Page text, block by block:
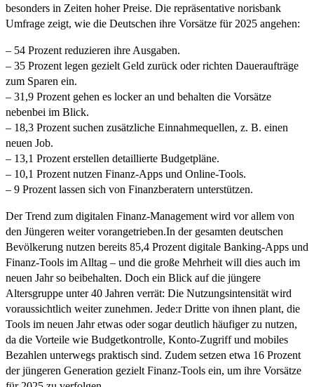
besonders in Zeiten hoher Preise. Die repräsentative norisbank
Umfrage zeigt, wie die Deutschen ihre Vorsätze für 2025 angehen:
– 54 Prozent reduzieren ihre Ausgaben.
– 35 Prozent legen gezielt Geld zurück oder richten Daueraufträge
zum Sparen ein.
– 31,9 Prozent gehen es locker an und behalten die Vorsätze
nebenbei im Blick.
– 18,3 Prozent suchen zusätzliche Einnahmequellen, z. B. einen
neuen Job.
– 13,1 Prozent erstellen detaillierte Budgetpläne.
– 10,1 Prozent nutzen Finanz-Apps und Online-Tools.
– 9 Prozent lassen sich von Finanzberatern unterstützen.
Der Trend zum digitalen Finanz-Management wird vor allem von
den Jüngeren weiter vorangetrieben.In der gesamten deutschen
Bevölkerung nutzen bereits 85,4 Prozent digitale Banking-Apps und
Finanz-Tools im Alltag – und die große Mehrheit will dies auch im
neuen Jahr so beibehalten. Doch ein Blick auf die jüngere
Altersgruppe unter 40 Jahren verrät: Die Nutzungsintensität wird
voraussichtlich weiter zunehmen. Jede:r Dritte von ihnen plant, die
Tools im neuen Jahr etwas oder sogar deutlich häufiger zu nutzen,
da die Vorteile wie Budgetkontrolle, Konto-Zugriff und mobiles
Bezahlen unterwegs praktisch sind. Zudem setzen etwa 16 Prozent
der jüngeren Generation gezielt Finanz-Tools ein, um ihre Vorsätze